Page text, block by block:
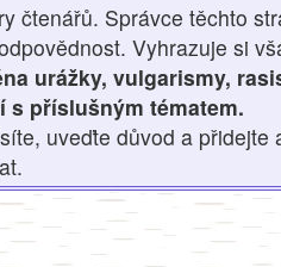
čtenářů. Správce těchto
Vyhrazuje si
urážky, vulgarismy,
příslušným tématem.
uveďte důvod a přidejte